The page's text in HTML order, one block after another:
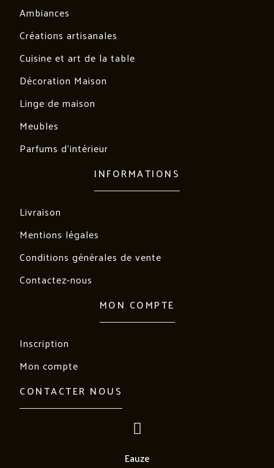
Ambiances
Créations artisanales
Cuisine et art de la table
Décoration Maison
Linge de maison
Meubles
Parfums d'intérieur
INFORMATIONS
Livraison
Mentions légales
Conditions générales de vente
Contactez-nous
MON COMPTE
Inscription
Mon compte
CONTACTER NOUS
Eauze